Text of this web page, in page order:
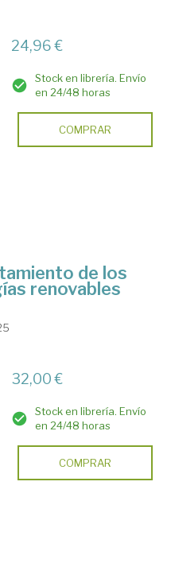
24,96 €
Stock en librería. Envío
en 24/48 horas
COMPRAR
de los
renovables
32,00 €
Stock en librería. Envío
en 24/48 horas
COMPRAR